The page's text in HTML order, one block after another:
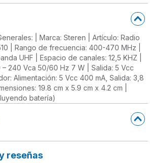
| Marca: Steren | Artículo: Radio
| Rango de frecuencia: 400-470 MHz |
UHF | Espacio de canales: 12,5 KHZ |
– 240 Vca 50/60 Hz 7 W | Salida: 5 Vcc
Alimentación: 5 Vcc 400 mA, Salida: 3,8
19.8 cm x 5.9 cm x 4.2 cm |
batería)
reseñas